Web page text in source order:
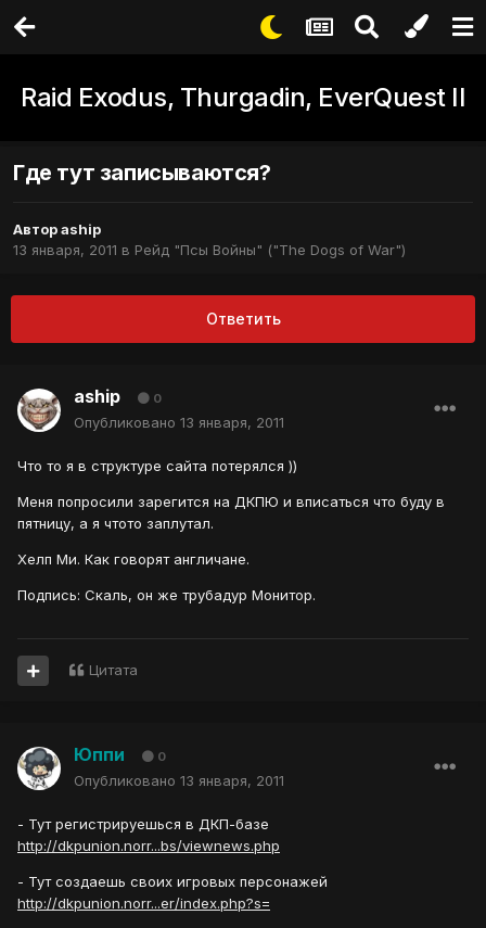
Raid Exodus, Thurgadin, EverQuest II
Где тут записываются?
Авторaship
13 января, 2011 в Рейд "Псы Войны" ("The Dogs of War")
Ответить
aship 0
Опубликовано 13 января, 2011
Что то я в структуре сайта потерялся ))
Меня попросили зарегится на ДКПЮ и вписаться что буду в
пятницу, а я чтото заплутал.
Хелп Ми. Как говорят англичане.
Подпись: Скаль, он же трубадур Монитор.
Цитата
Юппи 0
Опубликовано 13 января, 2011
- Тут регистрируешься в ДКП-базе
http://dkpunion.norr...bs/viewnews.php
- Тут создаешь своих игровых персонажей
http://dkpunion.norr...er/index.php?s=